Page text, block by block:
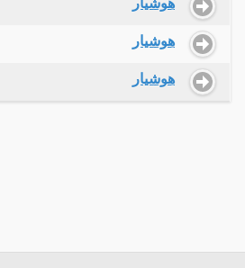
هوشیار
هوشیار